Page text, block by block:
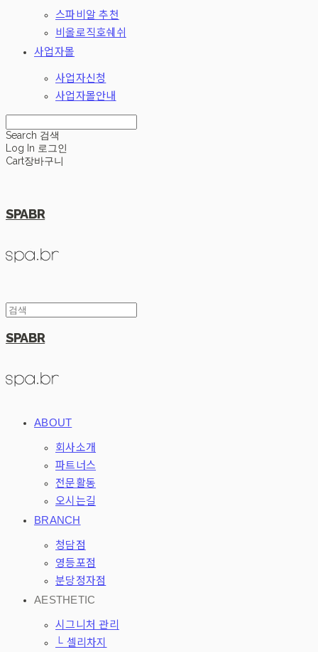
스파비알 추천
비올로직호쉐쉬
사업자몰
사업자신청
사업자몰안내
Search 검색
Log In 로그인
Cart장바구니
SPABR
SPABR
ABOUT
회사소개
파트너스
전문활동
오시는길
BRANCH
청담점
영등포점
분당정자점
AESTHETIC
시그니처 관리
└ 셀리차지